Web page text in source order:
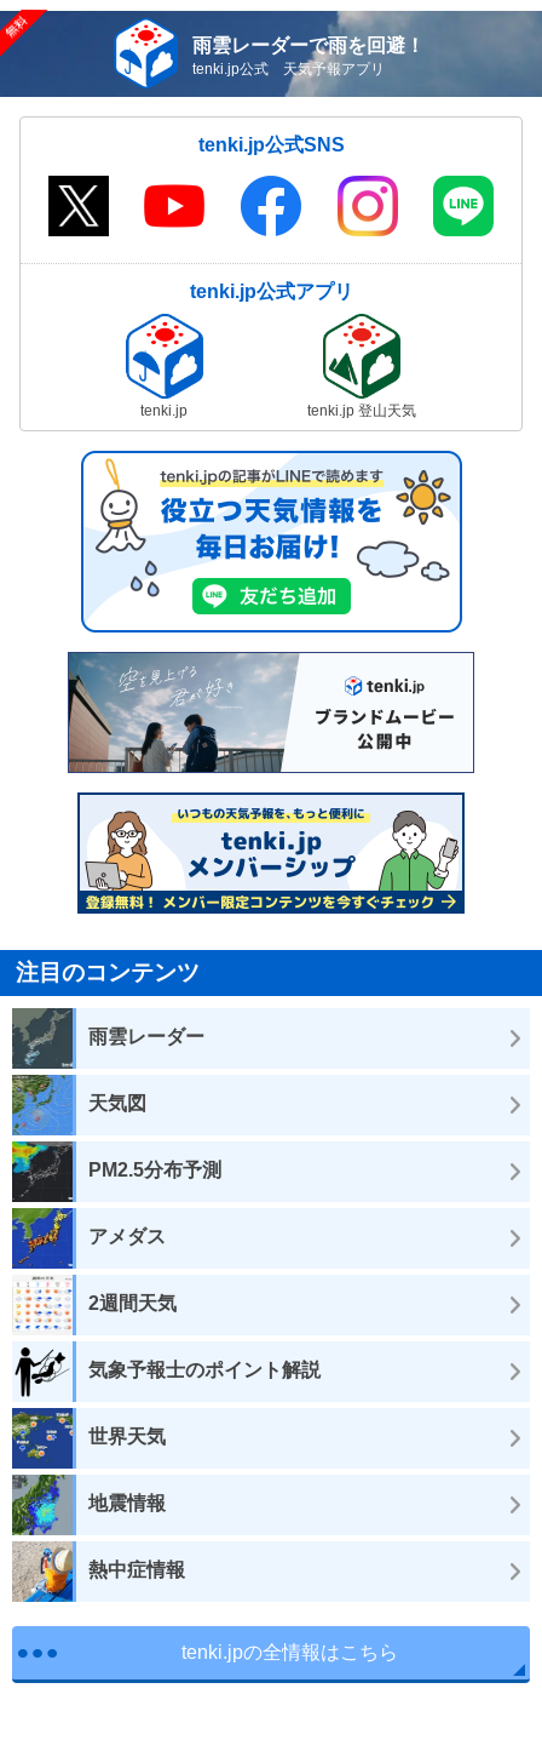
雨雲レーダーで雨を回避！
tenki.jp公式 天気予報アプリ
tenki.jp公式SNS
tenki.jp公式アプリ
tenki.jp tenki.jp 登山天気
注目のコンテンツ
雨雲レーダー
天気図
PM2.5分布予測
アメダス
2週間天気
気象予報士のポイント解説
世界天気
地震情報
熱中症情報
tenki.jpの全情報はこちら